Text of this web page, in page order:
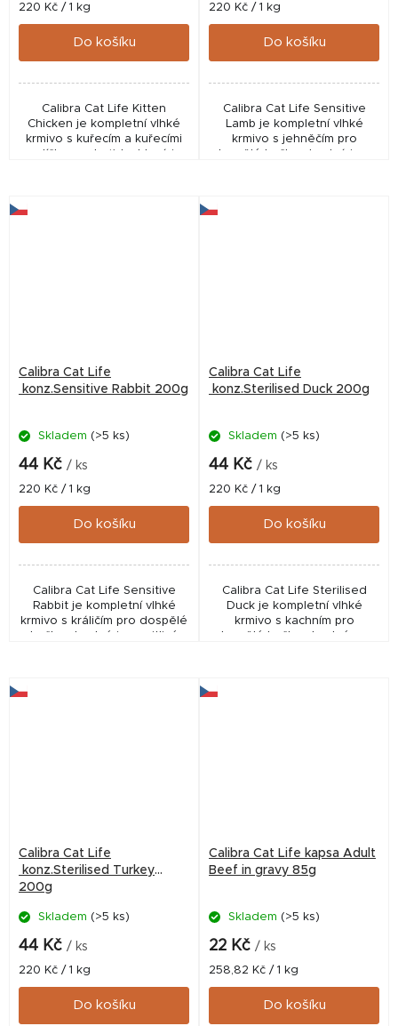
Měrná
cena:
220 Kč / 1 kg
Do košíku
Calibra Cat Life Kitten
Chicken je kompletní vlhké
krmivo s kuřecím a kuřecími
Měrná
cena:
220 Kč / 1 kg
Do košíku
Calibra Cat Life Sensitive
Lamb je kompletní vlhké
krmivo s jehněčím pro
Calibra Cat Life
konz.Sensitive Rabbit 200g
Skladem (>5 ks)
44 Kč / ks
Měrná
cena:
220 Kč / 1 kg
Do košíku
Calibra Cat Life Sensitive
Rabbit je kompletní vlhké
krmivo s králičím pro dospělé
kočky, vhodné i pro citlivé
Calibra Cat Life
konz.Sterilised Duck 200g
Skladem (>5 ks)
44 Kč / ks
Měrná
cena:
220 Kč / 1 kg
Do košíku
Calibra Cat Life Sterilised
Duck je kompletní vlhké
krmivo s kachním pro
dospělé kočky, vhodné pro
Calibra Cat Life
konz.Sterilised Turkey
200g
Skladem (>5 ks)
44 Kč / ks
Měrná
cena:
220 Kč / 1 kg
Do košíku
Calibra Cat Life kapsa Adult
Beef in gravy 85g
Skladem (>5 ks)
22 Kč / ks
Měrná
cena:
258,82 Kč / 1 kg
Do košíku